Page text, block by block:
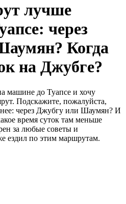
лучше
через
Когда
на Джубге?
машине до Туапсе и хочу
Подскажите, пожалуйста,
через Джубгу или Шаумян? И
время суток там меньше
за любые советы и
ездил по этим маршрутам.